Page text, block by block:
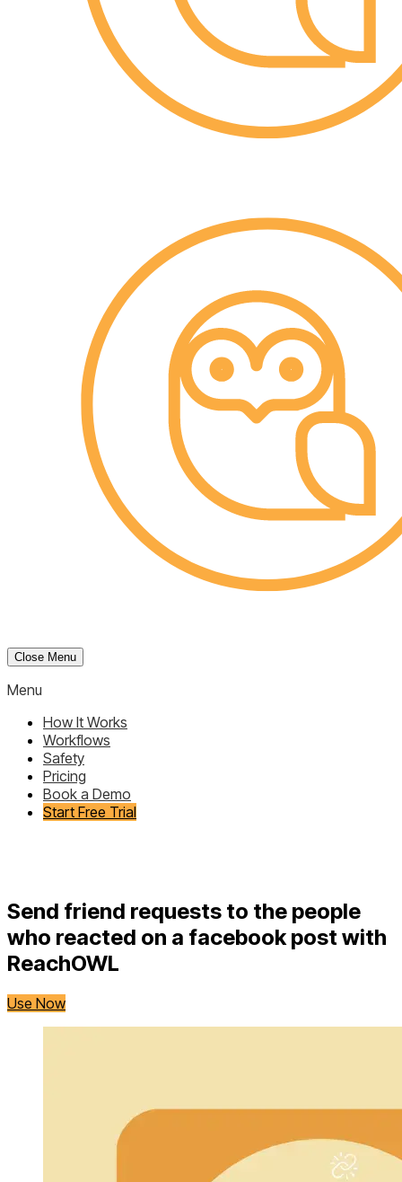
Close Menu
Menu
How It Works
Workflows
Safety
Pricing
Book a Demo
Start Free Trial
Send friend requests to the people
who reacted on a facebook post with
ReachOWL
Use Now